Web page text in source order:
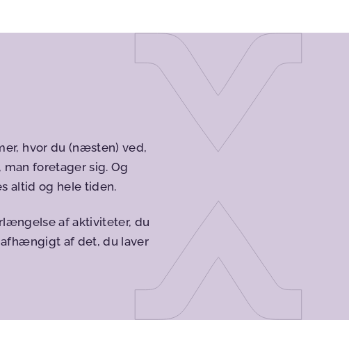
hvor du (næsten) ved,
foretager sig. Og
altid og hele tiden.
af aktiviteter, du
af det, du laver